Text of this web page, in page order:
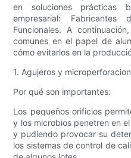
en soluciones prácticas
empresarial: Fabricantes
Funcionales. A
comunes en el papel de
cómo evitarlos en la
1. Agujeros y
Por qué son importantes:
Los pequeños orificios
y los microbios penetren en
y pudiendo provocar su
los sistemas de control de